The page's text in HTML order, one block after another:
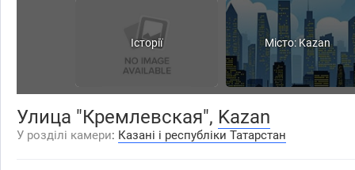
Історії Місто: Kazan
Улица "Кремлевская", Kazan
У розділі камери: Казані і республіки Татарстан